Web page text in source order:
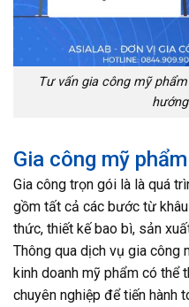
Tư vấn gia công mỹ
Gia công mỹ
Gia công trọn gói là là quá
gồm tất cả các bước từ
thức, thiết kế bao bì, sản
Thông qua dịch vụ gia công
kinh doanh mỹ phẩm có thể
chuyên nghiệp để tiến hành